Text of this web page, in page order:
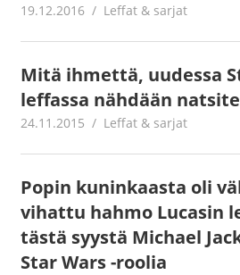
19.12.2016 Juha Kaunisto
Leffat & sarjat
Mitä ihmettä, uudessa
leffassa nähdään
24.11.2015 mestanet
Leffat & sarjat
Popin kuninkaasta oli
vihattu hahmo Lucasin
tästä syystä Michael
Star Wars -roolia